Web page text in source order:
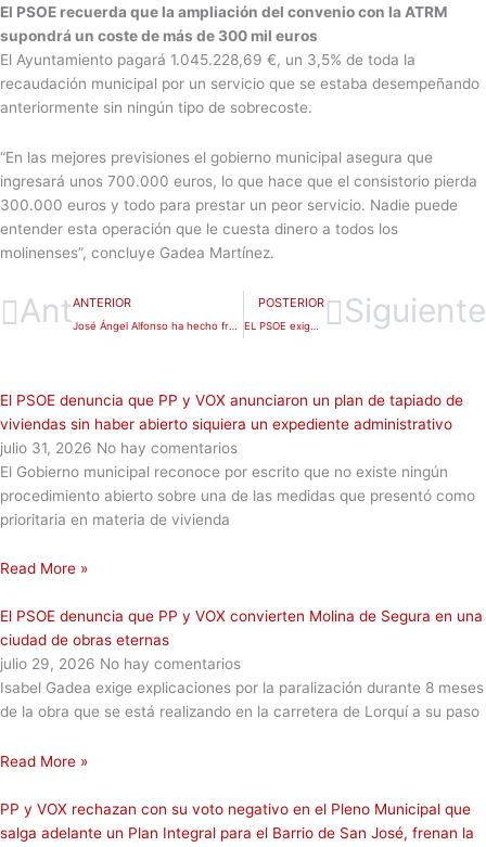
El PSOE recuerda que la ampliación del convenio con la ATRM
supondrá un coste de más de 300 mil euros
El Ayuntamiento pagará 1.045.228,69 €, un 3,5% de toda la
recaudación municipal por un servicio que se estaba desempeñando
anteriormente sin ningún tipo de sobrecoste.
“En las mejores previsiones el gobierno municipal asegura que
ingresará unos 700.000 euros, lo que hace que el consistorio pierda
300.000 euros y todo para prestar un peor servicio. Nadie puede
entender esta operación que le cuesta dinero a todos los
molinenses”, concluye Gadea Martínez.
AntANTERIOR POSTERIOR Siguiente
El PSOE denuncia que PP y VOX anunciaron un plan de tapiado de
viviendas sin haber abierto siquiera un expediente administrativo
julio 31, 2026 No hay comentarios
El Gobierno municipal reconoce por escrito que no existe ningún
procedimiento abierto sobre una de las medidas que presentó como
prioritaria en materia de vivienda
Read More »
El PSOE denuncia que PP y VOX convierten Molina de Segura en una
ciudad de obras eternas
julio 29, 2026 No hay comentarios
Isabel Gadea exige explicaciones por la paralización durante 8 meses
de la obra que se está realizando en la carretera de Lorquí a su paso
Read More »
PP y VOX rechazan con su voto negativo en el Pleno Municipal que
salga adelante un Plan Integral para el Barrio de San José, frenan la